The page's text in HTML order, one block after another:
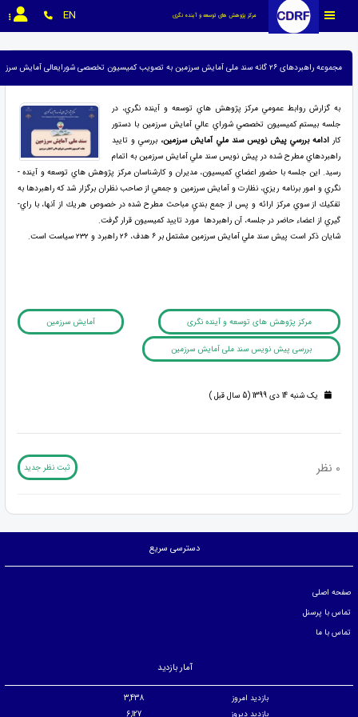
مرکز پژوهش های توسعه و آینده نگری EN
مجموعه راهبردهای ۲۶ گانه سند ملی آمایش سرزمین به تصویب کمیسیون تخصصی شورایعالی آمایش سرزمین رسید
به گزارش روابط عمومي مركز پژوهش ­هاي توسعه و آينده­ نگري، در
جلسه بيستم كميسيون تخصصي شوراي عالي آمايش سرزمين با دستور
كار ادامه بررسي پيش نويس سند ملي آمايش سرزمين، بررسي و تاييد
راهبردهاي مطرح شده در پيش نويس سند ملي آمايش سرزمين به اتمام
رسيد. اين جلسه با حضور اعضاي‌ كميسيون، مديران و كارشناسان مركز پژوهش ­هاي توسعه و آينده ­
نگري و امور برنامه­ ريزي، نظارت و آمايش سرزمين و جمعي از صاحب نظران برگزار شد كه راهبردها به
تفكيك از سوي مركز ارائه و پس از جمع ­بنديِ مباحث مطرح شده در خصوص هريك از آنها، با راي­
گيري از اعضاء حاضر در جلسه، آن راهبردها مورد تاييد كميسيون قرار گرفت.
شايان ذكر است پيش سند ملي آمايش سرزمين مشتمل بر ۶ هدف، ۲۶ راهبرد و ۲۳۲ سياست است.
مرکز پژوهش های توسعه و آینده نگری آمایش سرزمین
بررسی پیش نویس سند ملی آمایش سرزمین
یک شنبه 14 دی 1399 (5 سال قبل )
0 نظر ثبت نظر جدید
دسترسی سریع
صفحه اصلی
تماس با پرسنل
تماس با ما
آمار بازدید
بازدید امروز
3,438
بازدید دیروز
6,127